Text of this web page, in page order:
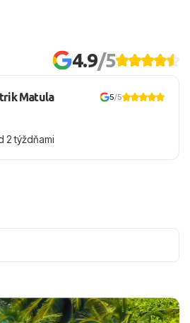
4.9/5
Matula 5/5
2 týždňami